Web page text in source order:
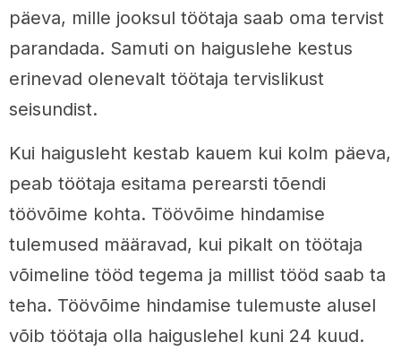
päeva, mille jooksul töötaja saab oma tervist
parandada. Samuti on haiguslehe kestus
erinevad olenevalt töötaja tervislikust
seisundist.
Kui haigusleht kestab kauem kui kolm päeva,
peab töötaja esitama perearsti tõendi
töövõime kohta. Töövõime hindamise
tulemused määravad, kui pikalt on töötaja
võimeline tööd tegema ja millist tööd saab ta
teha. Töövõime hindamise tulemuste alusel
võib töötaja olla haiguslehel kuni 24 kuud.